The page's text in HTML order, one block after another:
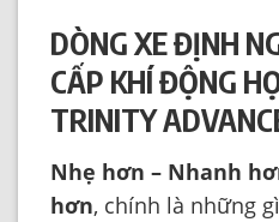
DÒNG XE ĐỊNH
CẤP KHÍ ĐỘNG
TRINITY
Nhẹ hơn – Nhanh
hơn, chính là những